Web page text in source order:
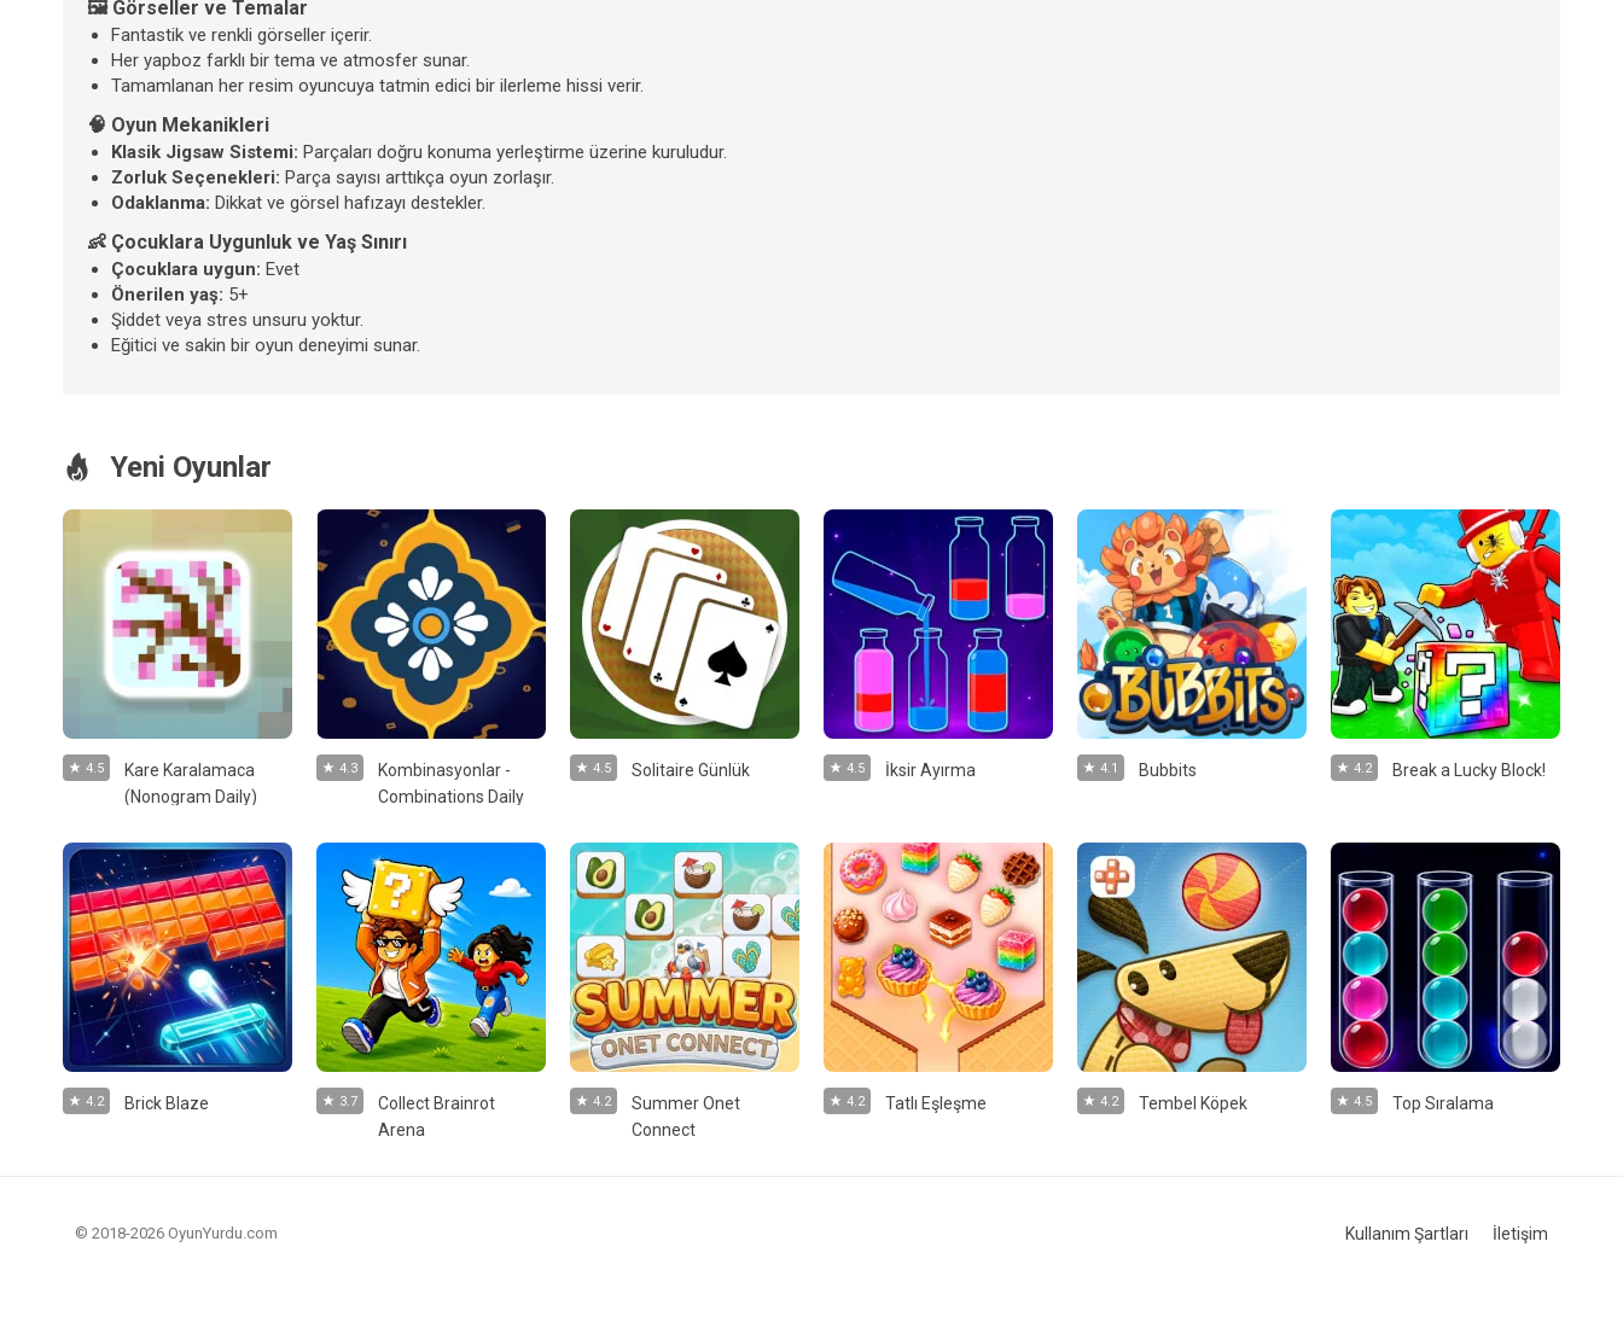
🖼️ Görseller ve Temalar
Fantastik ve renkli görseller içerir.
Her yapboz farklı bir tema ve atmosfer sunar.
Tamamlanan her resim oyuncuya tatmin edici bir ilerleme hissi verir.
🧠 Oyun Mekanikleri
Klasik Jigsaw Sistemi: Parçaları doğru konuma yerleştirme üzerine kuruludur.
Zorluk Seçenekleri: Parça sayısı arttıkça oyun zorlaşır.
Odaklanma: Dikkat ve görsel hafızayı destekler.
👶 Çocuklara Uygunluk ve Yaş Sınırı
Çocuklara uygun: Evet
Önerilen yaş: 5+
Şiddet veya stres unsuru yoktur.
Eğitici ve sakin bir oyun deneyimi sunar.
Yeni Oyunlar
4.5
Kare Karalamaca
(Nonogram Daily)
4.3
Kombinasyonlar -
Combinations Daily
4.5 Solitaire Günlük 4.5 İksir Ayırma 4.1 Bubbits 4.2 Break a Lucky Block!
4.2 Brick Blaze 3.7
Collect Brainrot
Arena
4.2
Summer Onet
Connect
4.2 Tatlı Eşleşme 4.2 Tembel Köpek 4.5 Top Sıralama
İletişim
Kullanım Şartları
© 2018-2026 OyunYurdu.com